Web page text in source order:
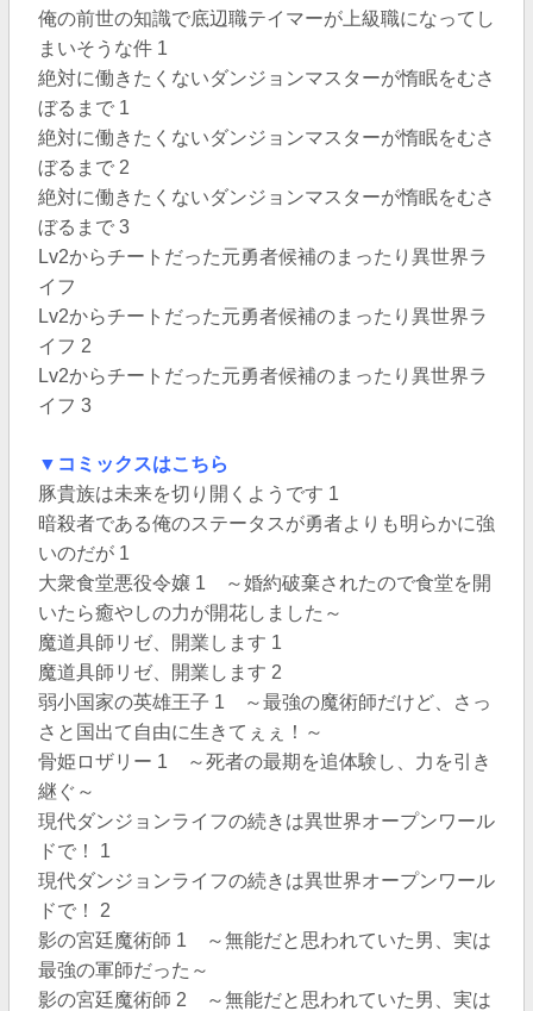
俺の前世の知識で底辺職テイマーが上級職になってし
まいそうな件 1
絶対に働きたくないダンジョンマスターが惰眠をむさ
ぼるまで 1
絶対に働きたくないダンジョンマスターが惰眠をむさ
ぼるまで 2
絶対に働きたくないダンジョンマスターが惰眠をむさ
ぼるまで 3
Lv2からチートだった元勇者候補のまったり異世界ラ
イフ
Lv2からチートだった元勇者候補のまったり異世界ラ
イフ 2
Lv2からチートだった元勇者候補のまったり異世界ラ
イフ 3
▼コミックスはこちら
豚貴族は未来を切り開くようです 1
暗殺者である俺のステータスが勇者よりも明らかに強
いのだが 1
大衆食堂悪役令嬢 1 ～婚約破棄されたので食堂を開
いたら癒やしの力が開花しました～
魔道具師リゼ、開業します 1
魔道具師リゼ、開業します 2
弱小国家の英雄王子 1 ～最強の魔術師だけど、さっ
さと国出て自由に生きてぇぇ！～
骨姫ロザリー 1 ～死者の最期を追体験し、力を引き
継ぐ～
現代ダンジョンライフの続きは異世界オープンワール
ドで！ 1
現代ダンジョンライフの続きは異世界オープンワール
ドで！ 2
影の宮廷魔術師 1 ～無能だと思われていた男、実は
最強の軍師だった～
影の宮廷魔術師 2 ～無能だと思われていた男、実は